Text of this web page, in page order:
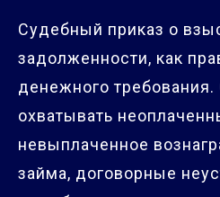
Судебный приказ о
задолженности, как
денежного
охватывать
невыплаченное
займа, договорные